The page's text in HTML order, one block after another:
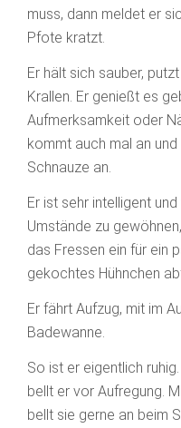
muss, dann meldet er
Pfote kratzt.
Er hält sich sauber,
Krallen. Er genießt es
Aufmerksamkeit oder
kommt auch mal an
Schnauze an.
Er ist sehr intelligent
Umstände zu
das Fressen ein für ein
gekochtes Hühnchen
Er fährt Aufzug, mit im
Badewanne.
So ist er eigentlich
bellt er vor Aufregung.
bellt sie gerne an beim